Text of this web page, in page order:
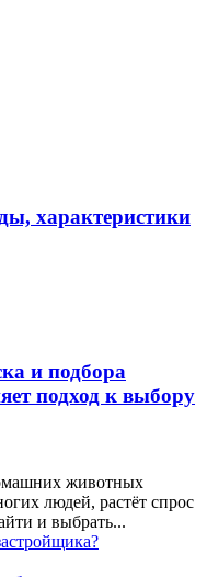
характеристики
и подбора
подход к выбору
животных
людей, растёт спрос
и выбрать...